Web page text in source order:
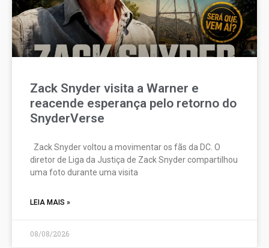
Zack Snyder visita a Warner e
reacende esperança pelo retorno do
SnyderVerse
Zack Snyder voltou a movimentar os fãs da DC. O
diretor de Liga da Justiça de Zack Snyder compartilhou
uma foto durante uma visita
LEIA MAIS »
08/08/2026